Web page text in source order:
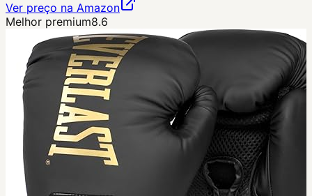
Ver preço na Amazon
Melhor premium8.6